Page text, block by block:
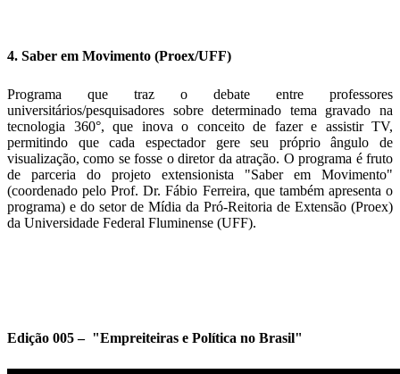
4. Saber em Movimento (Proex/UFF)
Programa que traz o debate entre professores
universitários/pesquisadores sobre determinado tema gravado na
tecnologia 360°, que inova o conceito de fazer e assistir TV,
permitindo que cada espectador gere seu próprio ângulo de
visualização, como se fosse o diretor da atração. O programa é fruto
de parceria do projeto extensionista "Saber em Movimento"
(coordenado pelo Prof. Dr. Fábio Ferreira, que também apresenta o
programa) e do setor de Mídia da Pró-Reitoria de Extensão (Proex)
da Universidade Federal Fluminense (UFF).
Edição 005 – "Empreiteiras e Política no Brasil"